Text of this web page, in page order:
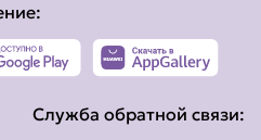
Служба обратной связи: